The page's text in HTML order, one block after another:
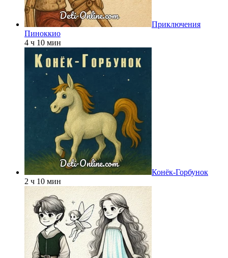
Приключения
Пиноккио
4 ч 10 мин
Конёк-Горбунок
2 ч 10 мин